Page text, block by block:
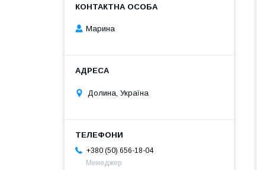
Марина
Долина, Україна
+380 (50) 656-18-04
Менеджер